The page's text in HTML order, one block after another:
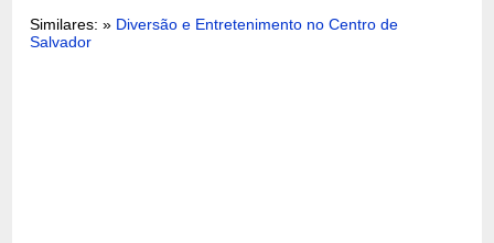
Similares: » Diversão e Entretenimento no Centro de
Salvador